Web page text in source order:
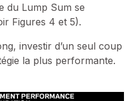
du Lump Sum se
Figures 4 et 5).
investir d’un seul coup
la plus performante.